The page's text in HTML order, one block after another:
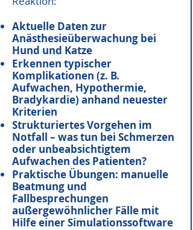
Aktuelle Daten zur
Anästhesieüberwachung bei
Hund und Katze
Erkennen typischer
Komplikationen (z. B.
Aufwachen, Hypothermie,
Bradykardie) anhand neuester
Kriterien
Strukturiertes Vorgehen im
Notfall – was tun bei Schmerzen
oder unbeabsichtigtem
Aufwachen des Patienten?
Praktische Übungen: manuelle
Beatmung und
Fallbesprechungen
außergewöhnlicher Fälle mit
Hilfe einer Simulationssoftware